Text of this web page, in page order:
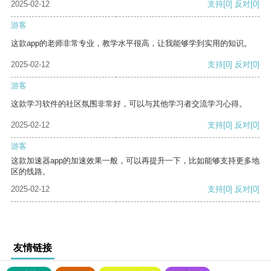
2025-02-12 支持[0] 反对[0]
游客
这款app的老师非常专业，教学水平很高，让我能够学到实用的知识。
2025-02-12 支持[0] 反对[0]
游客
这款学习软件的社区氛围非常好，可以与其他学习者交流学习心得。
2025-02-12 支持[0] 反对[0]
游客
这款加速器app的加速效果一般，可以再提升一下，比如能够支持更多地
区的线路。
2025-02-12
支持[0] 反对[0]
友情链接